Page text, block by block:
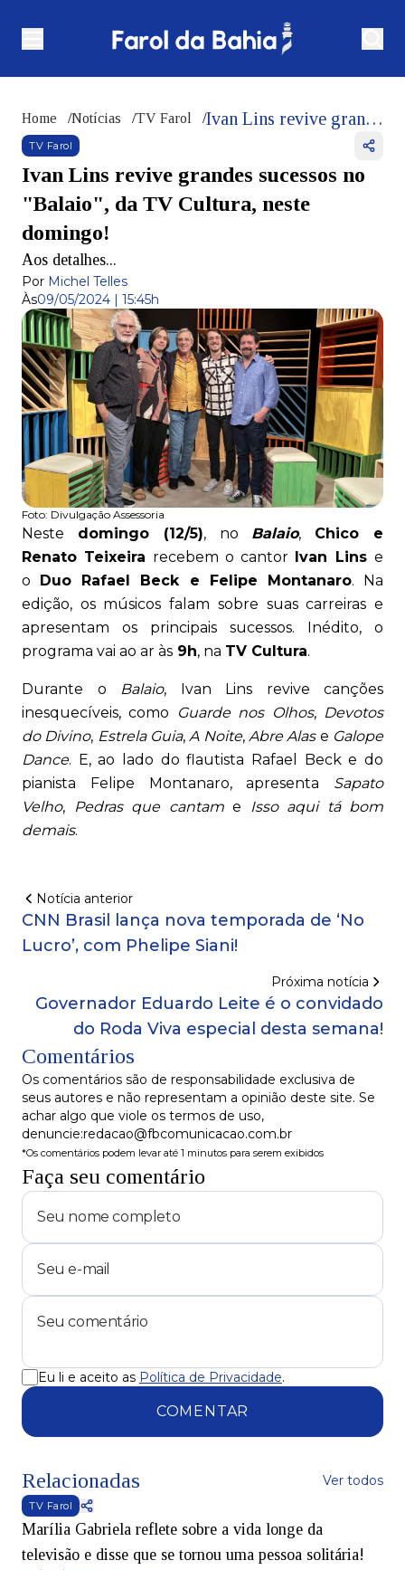
Home /Notícias /TV Farol / Ivan Lins revive grandes sucessos no "Balaio", da TV Cultura, neste domingo!
TV Farol
Ivan Lins revive grandes sucessos no
"Balaio", da TV Cultura, neste
domingo!
Aos detalhes...
Por Michel Telles
Às09/05/2024 | 15:45h
Foto: Divulgação Assessoria
Neste domingo (12/5), no Balaio, Chico e
Renato Teixeira recebem o cantor Ivan Linse
o
Duo Rafael Beck e Felipe Montanaro. Na
edição, os músicos falam sobre suas carreiras e
apresentam os principais sucessos. Inédito, o
programa vai ao ar às 9h, na TV Cultura.
Durante o Balaio, Ivan Lins revive canções
inesquecíveis, como
Guarde nos Olhos, Devotos
do Divino, Estrela Guia,A Noite,Abre Alase Galope
Dance. E, ao lado do flautista Rafael Beck e do
pianista Felipe Montanaro, apresenta Sapato
Velho, Pedras que cantame
Isso aqui tá bom
demais.
Notícia anterior
CNN Brasil lança nova temporada de ‘No
Lucro’, com Phelipe Siani!
Próxima notícia
Governador Eduardo Leite é o convidado
do Roda Viva especial desta semana!
Comentários
Os comentários são de responsabilidade exclusiva de
seus autores e não representam a opinião deste site. Se
achar algo que viole os termos de uso,
denuncie:redacao@fbcomunicacao.com.br
*Os comentários podem levar até 1 minutos para serem exibidos
Faça seu comentário
Eu li e aceito as Política de Privacidade.
COMENTAR
Relacionadas Ver todos
TV Farol
Marília Gabriela reflete sobre a vida longe da
televisão e disse que se tornou uma pessoa solitária!